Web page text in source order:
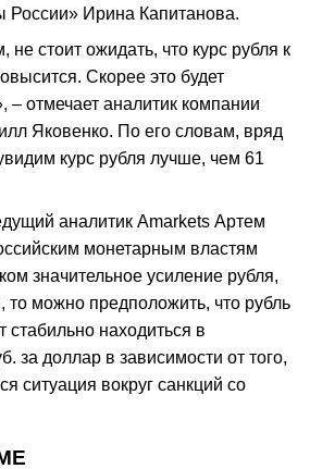
России» Ирина Капитанова.
стоит ожидать, что курс рубля к
Скорее это будет
– отмечает аналитик компании
Яковенко. По его словам, вряд
курс рубля лучше, чем 61
аналитик Amarkets Артем
монетарным властям
значительное усиление рубля,
то можно предположить, что рубль
стабильно находиться в
за доллар в зависимости от того,
ситуация вокруг санкций со